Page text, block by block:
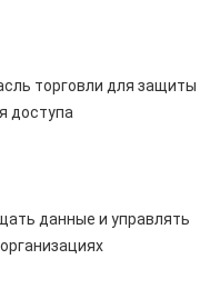
торговли для защиты
доступа
данные и управлять